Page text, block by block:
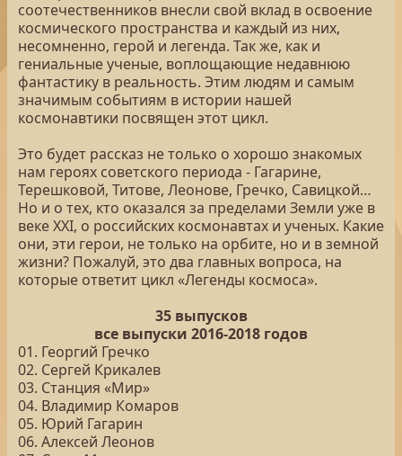
соотечественников внесли свой вклад в освоение
космического пространства и каждый из них,
несомненно, герой и легенда. Так же, как и
гениальные ученые, воплощающие недавнюю
фантастику в реальность. Этим людям и самым
значимым событиям в истории нашей
космонавтики посвящен этот цикл.
Это будет рассказ не только о хорошо знакомых
нам героях советского периода - Гагарине,
Терешковой, Титове, Леонове, Гречко, Савицкой…
Но и о тех, кто оказался за пределами Земли уже в
веке XXI, о российских космонавтах и ученых. Какие
они, эти герои, не только на орбите, но и в земной
жизни? Пожалуй, это два главных вопроса, на
которые ответит цикл «Легенды космоса».
35 выпусков
все выпуски 2016-2018 годов
01. Георгий Гречко
02. Сергей Крикалев
03. Станция «Мир»
04. Владимир Комаров
05. Юрий Гагарин
06. Алексей Леонов